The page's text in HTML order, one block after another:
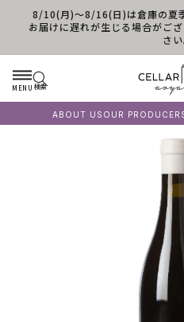
コンテンツに進む
8/10(月)～8/16(日)は倉庫の夏
お届けに遅れが生じる場合がご
さい
MENU 検索
ABOUT US OUR